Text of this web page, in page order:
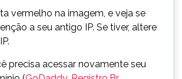
vermelho na imagem, e veja se
a seu antigo IP. Se tiver, altere
precisa acessar novamente seu